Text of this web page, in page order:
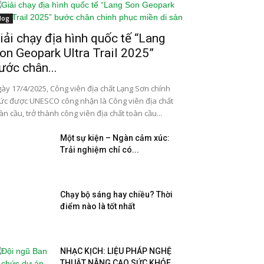
chạy địa hình quốc tế “Lang
Geopark Ultra Trail 2025”
chân...
17/4/2025, Công viên địa chất Lạng Sơn chính
được UNESCO công nhận là Công viên địa chất
cầu, trở thành công viên địa chất toàn cầu...
Một sự kiện – Ngàn cảm xúc:
Trải nghiệm chỉ có...
Chạy bộ sáng hay chiều? Thời
điểm nào là tốt nhất
NHẠC KỊCH: LIỆU PHÁP NGHỆ